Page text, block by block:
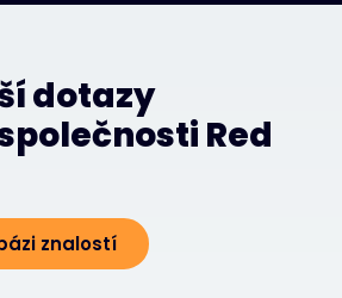
dotazy
Red
znalostí